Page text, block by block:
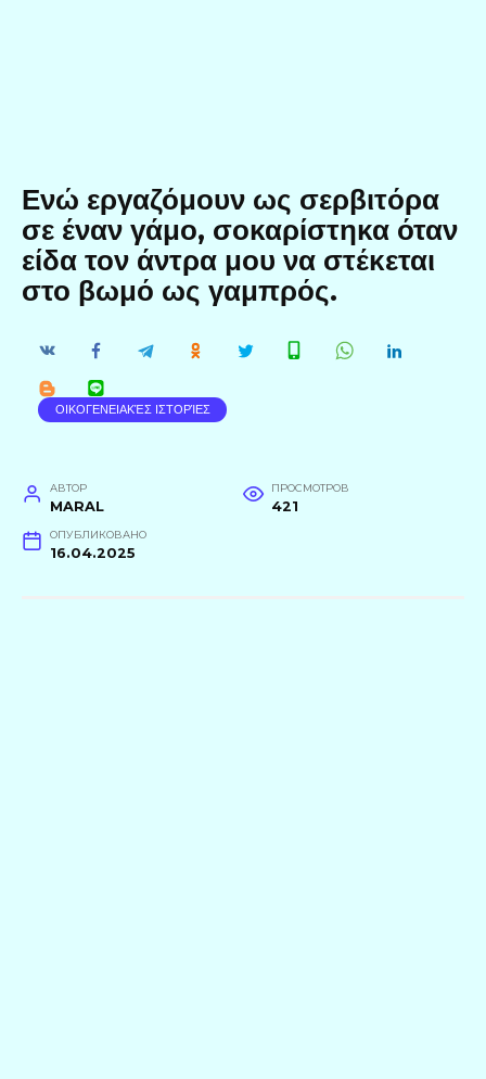
Ενώ εργαζόμουν ως σερβιτόρα
σε έναν γάμο, σοκαρίστηκα όταν
είδα τον άντρα μου να στέκεται
στο βωμό ως γαμπρός.
ΟΙΚΟΓΕΝΕΙΑΚΈΣ ΙΣΤΟΡΊΕΣ
АВТОР
MARAL
ПРОСМОТРОВ
421
ОПУБЛИКОВАНО
16.04.2025